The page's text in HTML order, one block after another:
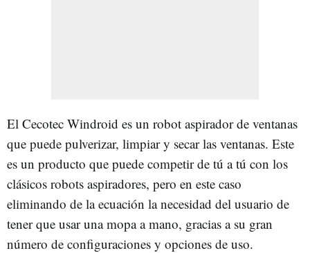
El Cecotec Windroid es un robot aspirador de ventanas
que puede pulverizar, limpiar y secar las ventanas. Este
es un producto que puede competir de tú a tú con los
clásicos robots aspiradores, pero en este caso
eliminando de la ecuación la necesidad del usuario de
tener que usar una mopa a mano, gracias a su gran
número de configuraciones y opciones de uso.